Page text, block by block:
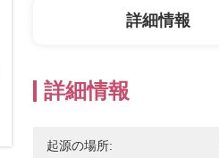
詳細情報
詳細情報
起源の場所: